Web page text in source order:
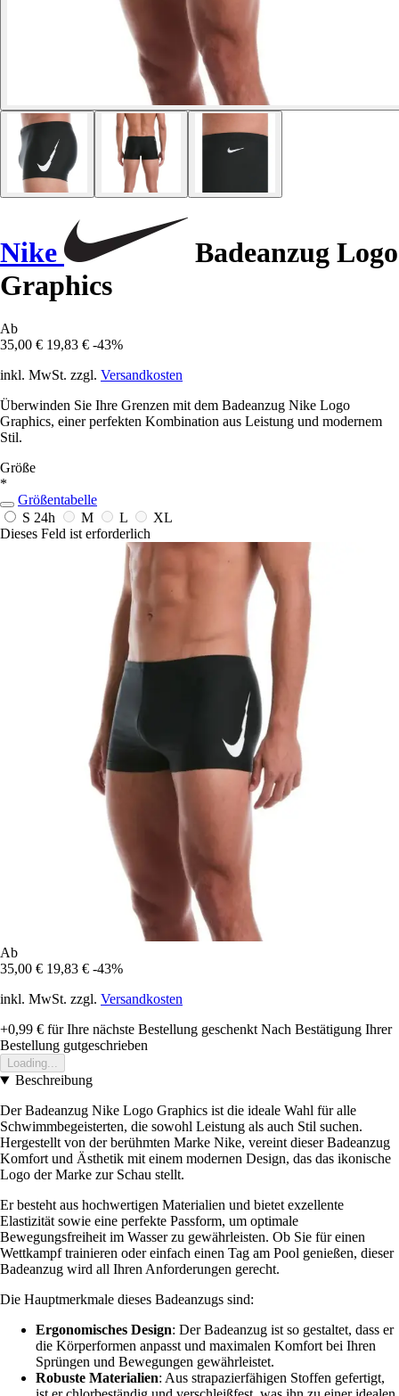
Nike
Badeanzug Logo
Graphics
Ab
35,00 € 19,83 € -43%
inkl. MwSt. zzgl. Versandkosten
Überwinden Sie Ihre Grenzen mit dem Badeanzug Nike Logo
Graphics, einer perfekten Kombination aus Leistung und modernem
Stil.
Größe
*
Größentabelle
S 24h M L
XL
Dieses Feld ist erforderlich
Ab
35,00 € 19,83 € -43%
inkl. MwSt. zzgl. Versandkosten
+0,99 € für Ihre nächste Bestellung geschenkt Nach Bestätigung Ihrer
Bestellung gutgeschrieben
Loading...
Beschreibung
Der Badeanzug Nike Logo Graphics ist die ideale Wahl für alle
Schwimmbegeisterten, die sowohl Leistung als auch Stil suchen.
Hergestellt von der berühmten Marke Nike, vereint dieser Badeanzug
Komfort und Ästhetik mit einem modernen Design, das das ikonische
Logo der Marke zur Schau stellt.
Er besteht aus hochwertigen Materialien und bietet exzellente
Elastizität sowie eine perfekte Passform, um optimale
Bewegungsfreiheit im Wasser zu gewährleisten. Ob Sie für einen
Wettkampf trainieren oder einfach einen Tag am Pool genießen, dieser
Badeanzug wird all Ihren Anforderungen gerecht.
Die Hauptmerkmale dieses Badeanzugs sind:
Ergonomisches Design: Der Badeanzug ist so gestaltet, dass er
die Körperformen anpasst und maximalen Komfort bei Ihren
Sprüngen und Bewegungen gewährleistet.
Robuste Materialien: Aus strapazierfähigen Stoffen gefertigt,